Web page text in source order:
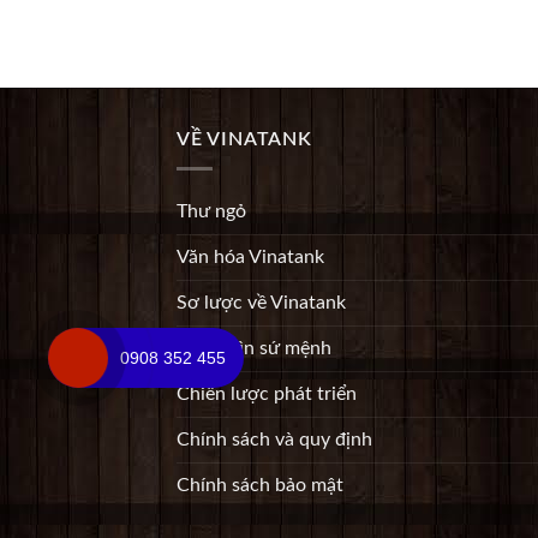
VỀ VINATANK
Thư ngỏ
Văn hóa Vinatank
Sơ lược về Vinatank
Tầm nhìn sứ mệnh
Chiến lược phát triển
Chính sách và quy định
Chính sách bảo mật
0908 352 455